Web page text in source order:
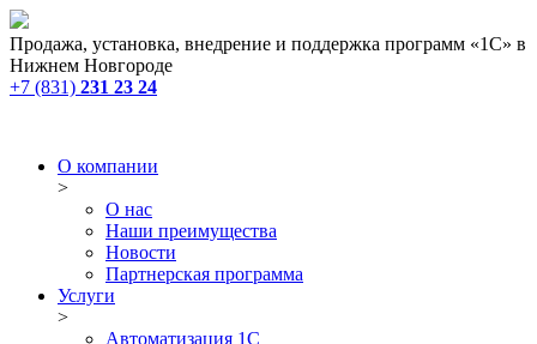
Продажа, установка, внедрение и поддержка программ «1С» в
Нижнем Новгороде
+7 (831) 231 23 24
О компании
>
О нас
Наши преимущества
Новости
Партнерская программа
Услуги
>
Автоматизация 1С